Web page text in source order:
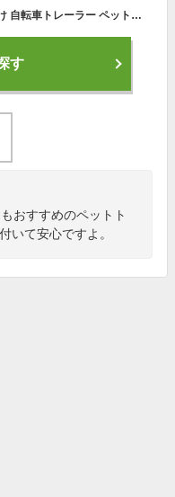
KingCamp ペット トレーラー 犬 お出かけ 自転車トレーラー ペットカート 犬用 カート 折りたたみ 通気 耐荷重34kg 大型犬 多頭中小型犬 老犬 介護カート
す
おすすめのペットト
いて安心ですよ。